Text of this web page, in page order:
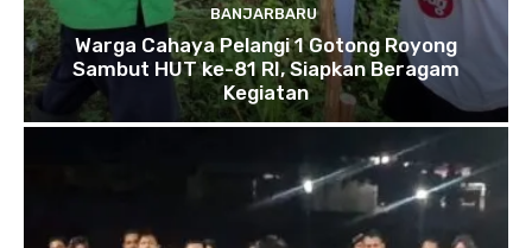
BANJARBARU
Warga Cahaya Pelangi 1 Gotong Royong
Sambut HUT ke-81 RI, Siapkan Beragam
Kegiatan